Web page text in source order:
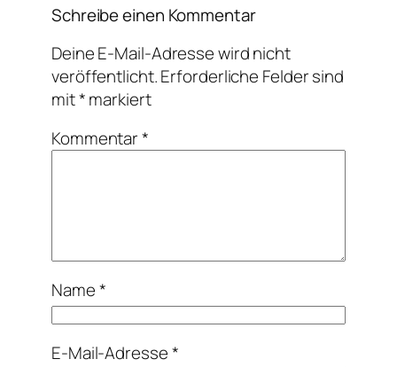
Schreibe einen Kommentar
Deine E-Mail-Adresse wird nicht
veröffentlicht.Erforderliche Felder sind
mit*markiert
Kommentar*
Name*
E-Mail-Adresse*